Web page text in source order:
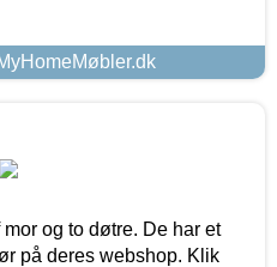
og to døtre. De har et
på deres webshop. Klik